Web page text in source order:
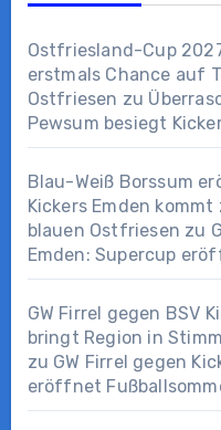
Ostfriesland-Cup
erstmals Chance auf
Ostfriesen zu
Pewsum besiegt
Blau-Weiß Borssum
Kickers Emden
blauen Ostfriesen zu
Emden: Supercup
GW Firrel gegen BSV
bringt Region in
zu GW Firrel gegen
eröffnet